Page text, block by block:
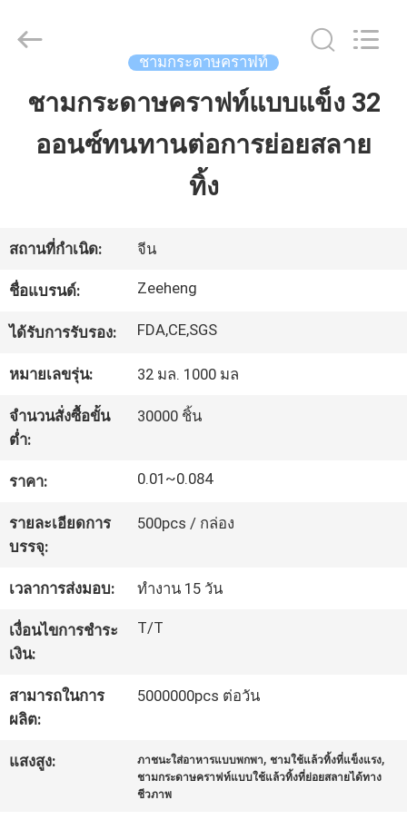
บ้าน
เกี่ยว
กับ
เรา
โรงงาน
คุณภาพ
ติดต่อ
เรา
ข่าว
Environmental
Protection
Reserved.
ชามกระดาษคราฟท์
ชามกระดาษคราฟท์แบบแข็ง 32
ออนซ์ทนทานต่อการย่อยสลาย
ทิ้ง
สถานที่กำเนิด: จีน
ชื่อแบรนด์: Zeeheng
ได้รับการรับรอง: FDA,CE,SGS
หมายเลขรุ่น: 32 มล. 1000 มล
จำนวนสั่งซื้อขั้น
ต่ำ:
30000 ชิ้น
ราคา: 0.01~0.084
รายละเอียดการ
บรรจุ:
500pcs / กล่อง
เวลาการส่งมอบ: ทำงาน 15 วัน
เงื่อนไขการชำระ
เงิน:
T/T
สามารถในการ
ผลิต:
5000000pcs ต่อวัน
แสงสูง: ภาชนะใส่อาหารแบบพกพา,ชามใช้แล้วทิ้งที่แข็งแรง,
ชามกระดาษคราฟท์แบบใช้แล้วทิ้งที่ย่อยสลายได้ทาง
ชีวภาพ